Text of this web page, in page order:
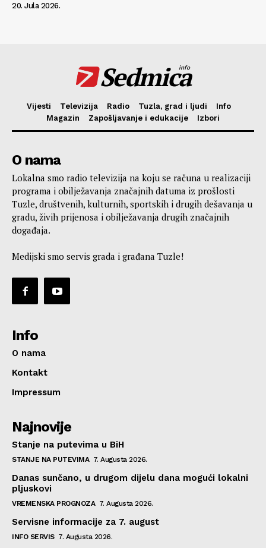
20. Jula 2026.
Sedmica
info
Vijesti Televizija Radio Tuzla, grad i ljudi
Info
Magazin
Zapošljavanje i edukacije Izbori
O nama
Lokalna smo radio televizija na koju se računa u realizaciji
programa i obilježavanja značajnih datuma iz prošlosti
Tuzle, društvenih, kulturnih, sportskih i drugih dešavanja u
gradu, živih prijenosa i obilježavanja drugih značajnih
događaja.
Medijski smo servis grada i građana Tuzle!
Info
O nama
Kontakt
Impressum
Najnovije
Stanje na putevima u BiH
STANJE NA PUTEVIMA 7. Augusta 2026.
Danas sunčano, u drugom dijelu dana mogući lokalni
pljuskovi
VREMENSKA PROGNOZA 7. Augusta 2026.
Servisne informacije za 7. august
INFO SERVIS 7. Augusta 2026.